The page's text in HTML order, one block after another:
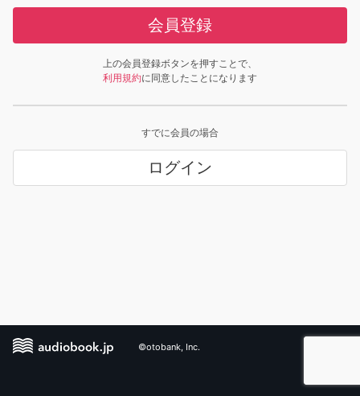
会員登録
上の会員登録ボタンを押すことで、
利用規約に同意したことになります
すでに会員の場合
ログイン
©otobank, Inc.